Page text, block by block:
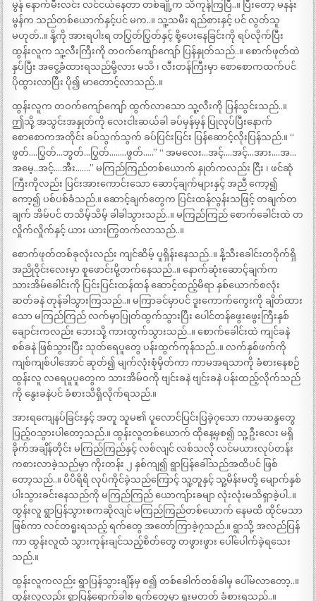
မွန် နောက်မီးလင်း လင်ငယ်နေတာ တစ်ချို့က သိကုန်ကြပြီ..။ ပြီးတော့ မနန်း
မွန်က သည်တစ်ယောက်နှင့်ပင် မက..။ သူ့သမီး ရည်စားနှင့် ပင် လွတ်သူ
မဟုတ်..။ နို့ကို အားရပါးရ တပြွတ်ပြွတ်နှင့် စို့ပေးနေခြင်းကို ရပ်လိုက်ပြီး
ထွန်းလူက သူ့လီးကြီးကို တဝက်ကျော်ကျော် ပြန်နှုတ်သည်..။ စောက်ဖုတ်ထဲ
နှပ်ပြီး အငွေ့ခံထားရသည်မို့လား မသိ ၊ လီးတန်ကြီးမှာ စောစောကထက်ပင်
ပိုထွားလာပြီး ပို၍ မာတောင့်လာသည်..။
ထွန်းလူက တဝက်ကျော်ကျော် ထွက်လာသော သူ့လီးကို ပြန်သွင်းသည်..။
ဤသို့ အသွင်းအနှုတ်ကို လေးငါးဆယ်ခါ ခပ်မှန်မှန် ပြုလုပ်ပြီးနောက်
စောစောကအတိုင်း ခပ်သွက်သွက် ခပ်ပြင်းပြင်း ပြန်ဆောင့်လိုးပြန်သည်.။ “
ဖွတ်….ပြွတ်…ဘွတ်…ပြွတ်……..ဖွတ်…..” “ အမလေး…အင့်….အင့်…အား….အ…
အမေ့..အင့်….အီး…….” မကြည်ကြည်တစ်ယောက် နှုတ်ကလည်း ငြီး ၊ ဖင်ဆုံ
ကြီးကိုလည်း ပြင်းအားကောင်းသော ဆောင့်ချက်များနှင့် အညီ ကော့၍
ကော့၍ ပစ်ပစ်ခံသည်.။ ဆောင့်ချက်တွေက ပြင်းထန်လွန်းသဖြင့် တချက်တ
ချက် အိမ်ပင် တသိမ့်သိမ့် ခါခါသွားသည်..။ မကြည်ကြည် စောက်ခေါင်းထဲ တ
လှိုက်လှိုက်နှင့် ယား ယားကြွတက်လာသည်..။
စောက်ဖုတ်တစ်ခုလုံးလည်း ကျင်ဆိမ့် ပူရှိန်းနေသည်..။ နို့သီးခေါင်းတဝိုက်ရှိ
အညိုဝိုင်းလေးမှာ စူဖောင်းမို့တက်နေသည်..။ နောက်ဆုံးဆောင့်ချက်က
သားအိမ်ခေါင်းကို ပြင်းပြင်းထန်ထန် ဆောင့်ထည့်မိရာ နှစ်ယောက်စလုံး
ဆတ်ခနဲ တုန်ခါသွားကြသည်..။ မကြာခင်မှာပင် ဒူးကောက်ကွေးကို ချိတ်ထား
သော မကြည်ကြည် လက်မှာပြုတ်ထွက်သွားပြီး ပေါင်တန်ဖွေးဖွေးကြီးနှစ်
ချောင်းကလည်း ဘေးသို့ ကားထွက်သွားသည်..။ စောက်ခေါင်းထဲ ကျင်ခနဲ
စစ်ခနဲ ဖြစ်သွားပြီး သုတ်ရေပူတွေ ပန်းထွက်ကုန်သည်..။ လက်နှစ်ဖက်ကို
ကျစ်ကျစ်ပါအောင် ဆုတ်၍ မျက်လုံးစုံမှိတ်ကာ ကာမအရသာကို ခံစားနေစဉ်
ထွန်းလူ လရေပူပူတွေက သားအိမ်ဝကို ဗျင်းခနဲ ဗျင်းခနဲ ပန်းထည့်လိုက်သည်
ကို နွေးခနဲပင် ခံစားသိရှိလိုက်ရသည်.။
အားရကျေနပ်ခြင်းနှင့် အတူ သူမ၏ ပူလောင်ပြင်းပြခဲ့၇သော ကာမဆန္ဒတွေ
ပြည့်ဝသွားပါတော့သည်.။ ထွန်းလူတစ်ယောက် ထိုနေ့မှစ၍ သူ့ဦးလေး မရှိ
ခိုက်အချိန်တိုင်း မကြည်ကြည်နှင့် လစ်လျင် လစ်သလို လင်မယားလုပ်တန်း
ကစားလာခဲ့သည်မှာ ကိုးတန်း ၂ နှစ်ကျ၍ ရွာပြန်ခေါ်သည်အထိပင် ဖြစ်
တော့သည်..။ ပိပိရိရိ လုပ်ကိုင်ခဲ့သည်ကြောင့် သူ့တူနှင့် သူ့မိန်းမတို့ မျောက်နှစ်
ပါးသွားခင်းနေသည်ကို မကြည်ကြည် ယောကျ်ားခမျာ လုံးလုံးမသိရှာခဲ့ပါ..။
ထွန်းလူ ရွာပြန်သွားစကဆိုလျင် မကြည်ကြည်တစ်ယောက် နေမထိ ထိုင်မသာ
ဖြစ်ကာ လင်တရူးရသည့် ရက်တွေ အတော်ကြာခဲ့၇သည်.။ ရွာသို့ အလည်ပြန်
ကာ ထွန်းလူထံ သွားကုန်းချင်သည့်စိတ်တွေ တဖွားဖွား ပေါ်ပေါက်ခဲ့ရသေး
သည်.။
ထွန်းလူကလည်း ရွာပြန်သွားချိန်မှ စ၍ တစ်ခေါက်တစ်ခါမှ ပေါ်မလာတော့..။
ထွန်းလူလည်း ရွာပြန်ရောက်ခါစ ရက်တွေမှာ ရူးမတတ် ခံစားရသည်..။